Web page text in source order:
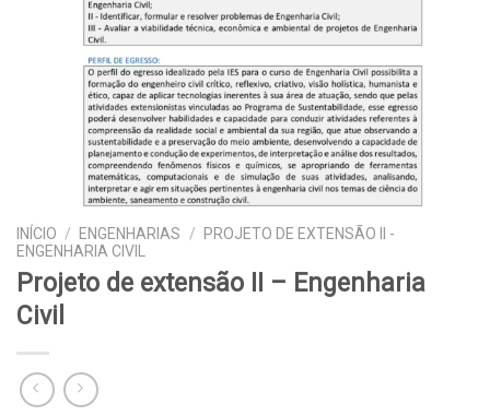
INÍCIO / ENGENHARIAS /
PROJETO DE EXTENSÃO II -
ENGENHARIA CIVIL
Projeto de extensão II – Engenharia
Civil